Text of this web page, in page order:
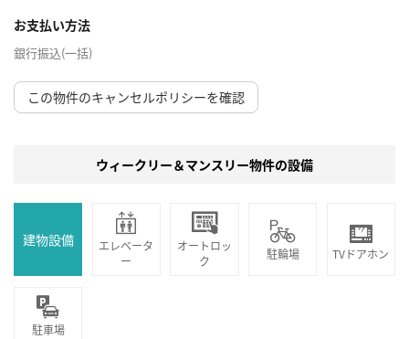
お支払い方法
銀行振込(一括)
この物件のキャンセルポリシーを確認
ウィークリー＆マンスリー物件の設備
建物設備
エレベータ
ー
オートロッ
ク
駐輪場 TVドアホン
駐車場